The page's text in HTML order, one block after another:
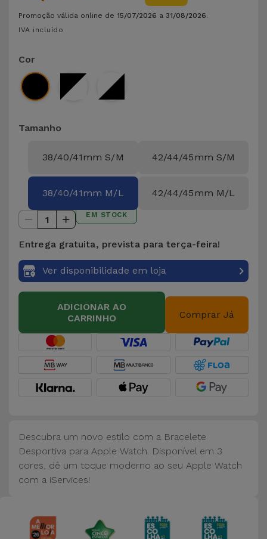
Outras
Marcas
Ver
tudo
para
Telemóvel
Higiene
e Casa
Carteiras,
Malas
Localizadores
e Acessórios
Mobilidade,
Auto e
Bicicleta
Acessórios
Tablet
Ver
tudo
Promoção válida online de 15/07/2026 a 31/08/2026.
IVA incluído
Cor
Tamanho
38/40/41mm S/M 42/44/45mm S/M
38/40/41mm M/L 42/44/45mm M/L
1 EM STOCK
Entrega gratuita, prevista para terça-feira!
Ver disponibilidade em loja
ADICIONAR AO
CARRINHO
Comprar Já
Descubra um novo estilo com a Bracelete
Desportiva para Apple Watch. Disponível em 3
cores, dê um toque moderno ao seu Apple Watch
com a iServices!